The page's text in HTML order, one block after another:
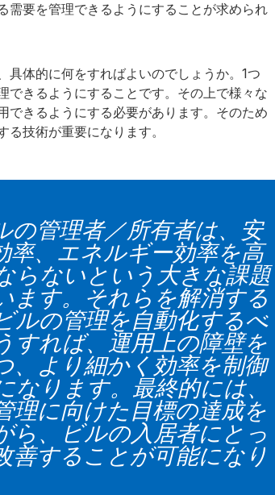
需要を管理できるようにすることが求められ
体的に何をすればよいのでしょうか。1つ
できるようにすることです。その上で様々な
できるようにする必要があります。そのため
技術が重要になります。
の管理者／所有者は、安
率、エネルギー効率を高
らないという大きな課題
ます。それらを解消する
ルの管理を自動化するべ
すれば、運用上の障壁を
、より細かく効率を制御
なります。最終的には、
理に向けた目標の達成を
ら、ビルの入居者にとっ
善することが可能になり